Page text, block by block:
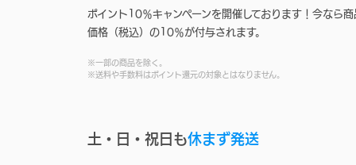
ポイント10％キャンペーンを開催しております！今なら商
価格（税込）の10％が付与されます。
※一部の商品を除く。
※送料や手数料はポイント還元の対象とはなりません。
土・日・祝日も休まず発送